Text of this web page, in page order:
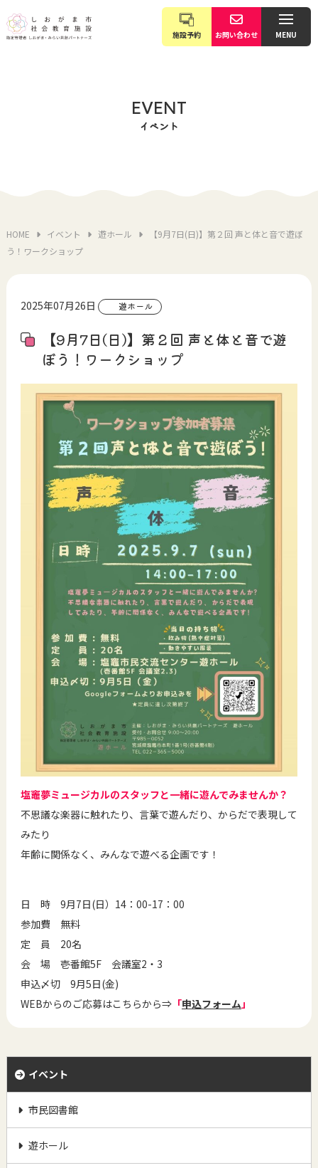
施設予約 お問い合わせ MENU
EVENT
イベント
HOME イベント 遊ホール
【9月7日(日)】第２回 声と体と音で遊ぼ
う！ワークショップ
2025年07月26日 遊ホール
【9月7日(日)】第２回 声と体と音で遊
ぼう！ワークショップ
塩竈夢ミュージカルのスタッフと一緒に遊んでみませんか？
不思議な楽器に触れたり、言葉で遊んだり、からだで表現して
みたり
年齢に関係なく、みんなで遊べる企画です！
日 時 9月7日(日）14：00-17：00
参加費 無料
定 員 20名
会 場 壱番館5F 会議室2・3
申込〆切 9月5日(金)
WEBからのご応募はこちらから⇒「申込フォーム」
イベント
市民図書館
遊ホール